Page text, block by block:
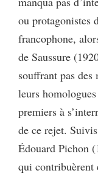
ou protagonistes
francophone,
de Saussure
souffrant pas des
leurs
premiers à
de ce rejet.
Édouard Pichon
qui contribuèrent